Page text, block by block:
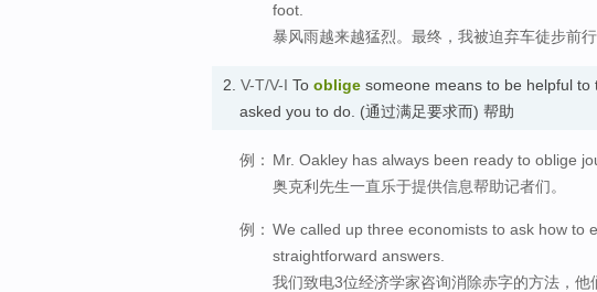
foot.
暴风雨越来越猛烈。最终，我被迫弃车徒步前行
2. V-T/V-I To oblige someone means to be helpful
asked you to do. (通过满足要求而) 帮助
例： Mr. Oakley has always been ready to oblige
奥克利先生一直乐于提供信息帮助记者们。
例： We called up three economists to ask how to
straightforward answers.
我们致电3位经济学家咨询消除赤字的方法，他